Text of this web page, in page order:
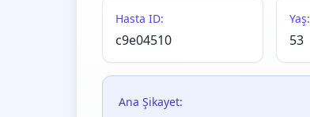
Hasta ID:
c9e04510
Yaş:
53
Ana Şikayet: